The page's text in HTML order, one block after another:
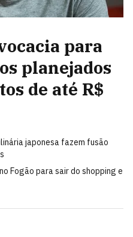
para
planejados
de até R$
japonesa fazem fusão
Fogão para sair do shopping e